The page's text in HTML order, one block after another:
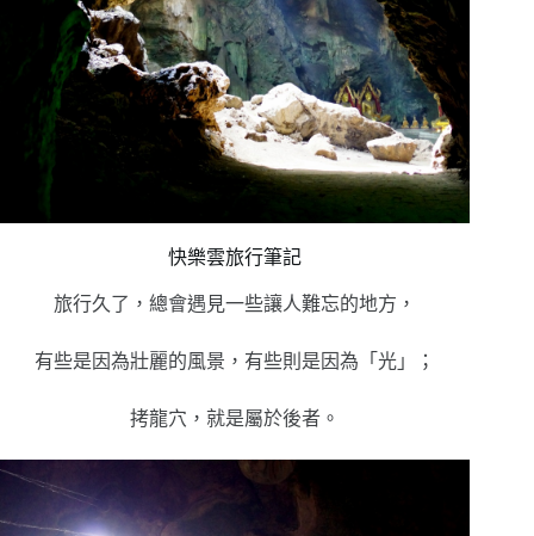
快樂雲旅行筆記
旅行久了，總會遇見一些讓人難忘的地方，
有些是因為壯麗的風景，有些則是因為「光」；
拷龍穴，就是屬於後者。